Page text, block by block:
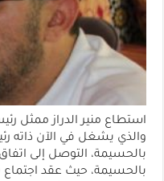
استطاع منير الدراز ممثل
والذي يشغل في الآن ذاته
بالحسيمة، التوصل إلى